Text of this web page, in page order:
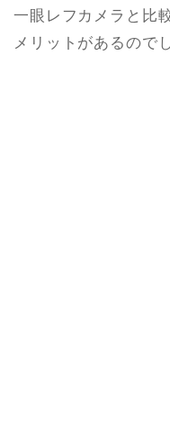
一眼レフカメラと比
メリットがあるので